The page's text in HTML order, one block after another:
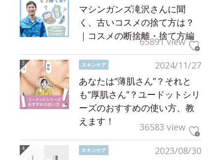
マシンガンズ滝沢さんに聞
く、古いコスメの捨て方は？
｜コスメの断捨離・捨て方編
65891 view
2024/11/27
スキンケア
あなたは“薄肌さん”？それと
も“厚肌さん”？ユードットシリ
ーズのおすすめの使い方、教
えます！
36583 view
2023/08/30
スキンケア